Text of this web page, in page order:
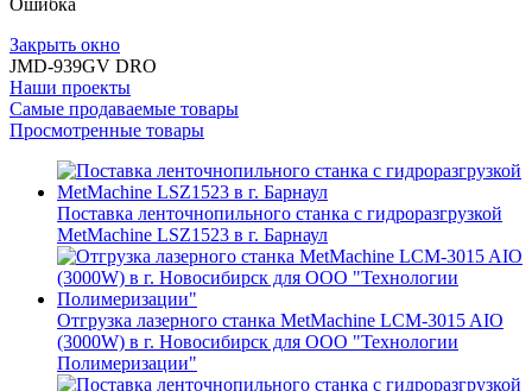
Закрыть окно
JMD-939GV DRO
Наши проекты
Самые продаваемые товары
Просмотренные товары
Поставка ленточнопильного станка c гидроразгрузкой
MetMachine LSZ1523 в г. Барнаул
Отгрузка лазерного станка MetMachine LCM-3015 AIO
(3000W) в г. Новосибирск для ООО "Технологии
Полимеризации"